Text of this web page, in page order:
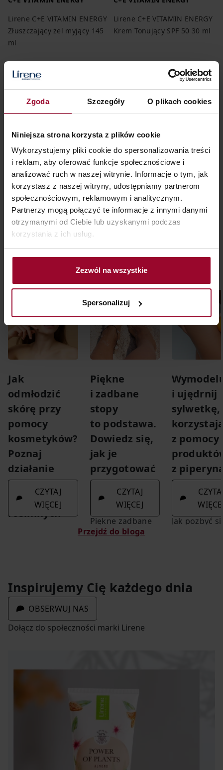
Zgoda Szczegóły O plikach cookies
Niniejsza strona korzysta z plików cookie
Wykorzystujemy pliki cookie do spersonalizowania treści
i reklam, aby oferować funkcje społecznościowe i
analizować ruch w naszej witrynie. Informacje o tym, jak
korzystasz z naszej witryny, udostępniamy partnerom
społecznościowym, reklamowym i analitycznym.
Partnerzy mogą połączyć te informacje z innymi danymi
otrzymanymi od Ciebie lub uzyskanymi podczas
korzystania z ich usług.
Zezwól na wszystkie
Spersonalizuj
Lirene C+E VITAMIN ENERGY
Złuszczający żel myjący 145
ml
18,74 zł24,99 zł
12,92 zł / 100 ml
Cena początkowa:24,99 zł-25%
Najniższa cena w okresie 30 dni:
18,74 zł0%
DODAJ DO KOSZYKA
Lirene C+E VITAMIN ENERGY
Krem Tonujący SPF 50 30 ml
32,24 zł 42,99 zł
107,47 zł / 100 ml
Cena początkowa:42,99 zł
Najniższa cena w okresie 30 dni:
32,24 zł0%
DODAJ DO KOSZYKA
Polecane aktualności
Jak
odmłodzić
skórę przy
pomocy
kosmetyków?
Poznaj
działanie
naturalnych
substancji
roślinnych
bardzo
skutecznie mogą
wspomóc
marzenie o
CZYTAJ
WIĘCEJ
Piękne
i zadbane
stopy
to podstawa.
Dowiedz się,
jak je
przygotować
na cieplejsze
dni.
Piękne zadbane
stopy w lekkich
szczególnie gdy
zbliża się wiosna
i lato.
CZYTAJ
WIĘCEJ
i ujędrnij
sylwetkę,
z pomocy
z
oraz
Jak pozbyć
Przejdź do bloga
Inspirujemy Cię każdego dnia
OBSERWUJ NAS
Dołącz do społeczności marki Lirene